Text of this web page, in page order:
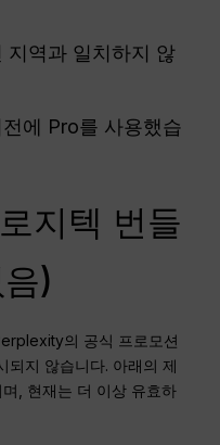
지역과 일치하지 않
에 Pro를 사용했습
지텍 번들
)
의 공식 프로모션
되지 않습니다. 아래의 제
, 현재는 더 이상 유효하